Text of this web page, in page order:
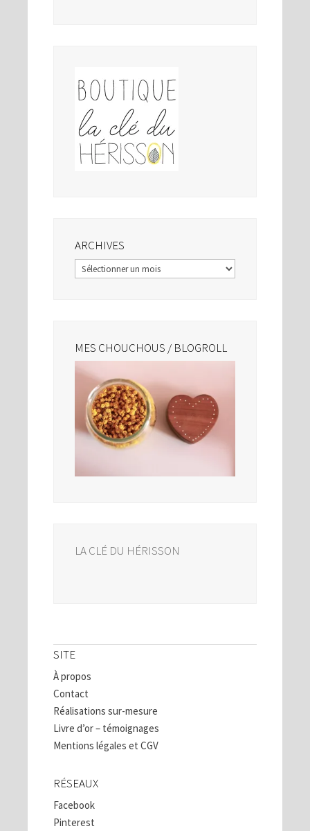
ARCHIVES
Archives
MES CHOUCHOUS / BLOGROLL
LA CLÉ DU HÉRISSON
SITE
À propos
Contact
Réalisations sur-mesure
Livre d’or – témoignages
Mentions légales et CGV
RÉSEAUX
Facebook
Pinterest